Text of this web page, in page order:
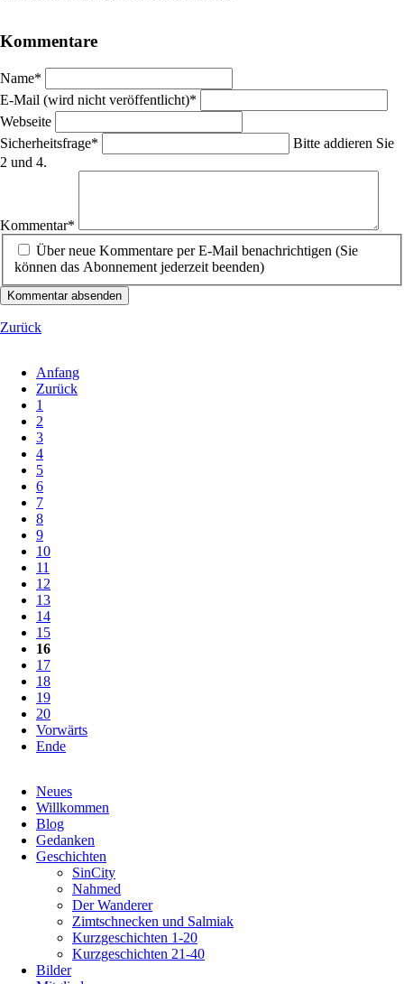
Kommentare
Pflichtfeld
Name*
Pflichtfeld
E-Mail (wird nicht veröffentlicht)*
Webseite
Pflichtfeld
Sicherheitsfrage*
Bitte addieren Sie
2 und 4.
Kommentar*
Über neue Kommentare per E-Mail benachrichtigen (Sie
können das Abonnement jederzeit beenden)
Kommentar absenden
Zurück
Anfang
Zurück
1
2
3
4
5
6
7
8
9
10
11
12
13
14
15
16
17
18
19
20
Vorwärts
Ende
überspringen
Neues
Willkommen
Blog
Gedanken
Geschichten
SinCity
Nahmed
Der Wanderer
Zimtschnecken und Salmiak
Kurzgeschichten 1-20
Kurzgeschichten 21-40
Bilder